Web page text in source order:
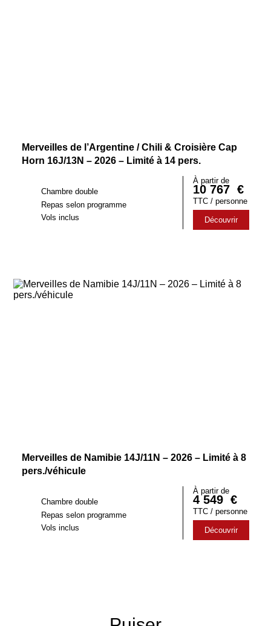
Merveilles de l’Argentine / Chili & Croisière Cap
Horn 16J/13N – 2026 – Limité à 14 pers.
Chambre double
Repas selon programme
Vols inclus
À partir de
10 767 €
TTC / personne
Découvrir
Merveilles de Namibie 14J/11N – 2026 – Limité à 8
pers./véhicule
Chambre double
Repas selon programme
Vols inclus
À partir de
4 549 €
TTC / personne
Découvrir